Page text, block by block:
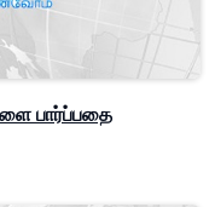
பார்ப்பதை